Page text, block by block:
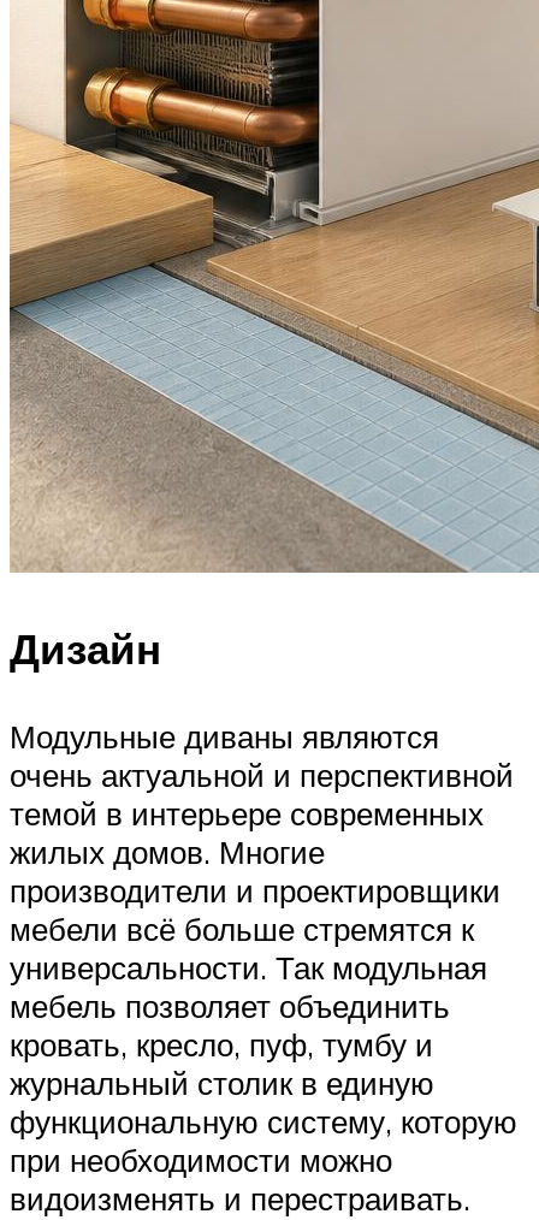
Дизайн
Модульные диваны являются
очень актуальной и перспективной
темой в интерьере современных
жилых домов. Многие
производители и проектировщики
мебели всё больше стремятся к
универсальности. Так модульная
мебель позволяет объединить
кровать, кресло, пуф, тумбу и
журнальный столик в единую
функциональную систему, которую
при необходимости можно
видоизменять и перестраивать.